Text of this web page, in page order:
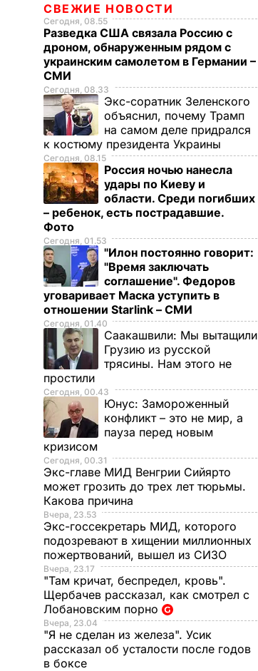
СВЕЖИЕ НОВОСТИ
Сегодня, 08.55
Разведка США связала Россию с
дроном, обнаруженным рядом с
украинским самолетом в Германии –
СМИ
Сегодня, 08.33
Экс-соратник Зеленского
объяснил, почему Трамп
на самом деле придрался
к костюму президента Украины
Сегодня, 08.15
Россия ночью нанесла
удары по Киеву и
области. Среди погибших
– ребенок, есть пострадавшие.
Фото
Сегодня, 01.53
"Илон постоянно говорит:
"Время заключать
соглашение". Федоров
уговаривает Маска уступить в
отношении Starlink – СМИ
Сегодня, 01.40
Саакашвили: Мы вытащили
Грузию из русской
трясины. Нам этого не
простили
Сегодня, 00.43
Юнус: Замороженный
конфликт – это не мир, а
пауза перед новым
кризисом
Сегодня, 00.31
Экс-главе МИД Венгрии Сийярто
может грозить до трех лет тюрьмы.
Какова причина
Вчера, 23.53
Экс-госсекретарь МИД, которого
подозревают в хищении миллионных
пожертвований, вышел из СИЗО
Вчера, 23.17
"Там кричат, беспредел, кровь".
Щербачев рассказал, как смотрел с
Лобановским порно
Вчера, 23.04
"Я не сделан из железа". Усик
рассказал об усталости после годов
в боксе